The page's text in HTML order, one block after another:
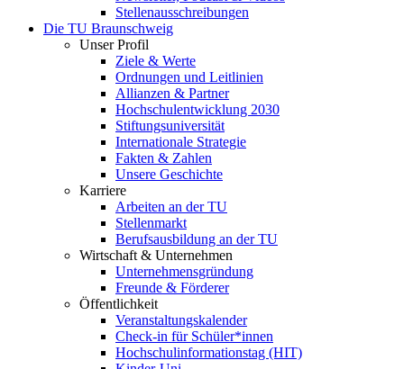
Stellenausschreibungen
Die TU Braunschweig
Unser Profil
Ziele & Werte
Ordnungen und Leitlinien
Allianzen & Partner
Hochschulentwicklung 2030
Stiftungsuniversität
Internationale Strategie
Fakten & Zahlen
Unsere Geschichte
Karriere
Arbeiten an der TU
Stellenmarkt
Berufsausbildung an der TU
Wirtschaft & Unternehmen
Unternehmensgründung
Freunde & Förderer
Öffentlichkeit
Veranstaltungskalender
Check-in für Schüler*innen
Hochschulinformationstag (HIT)